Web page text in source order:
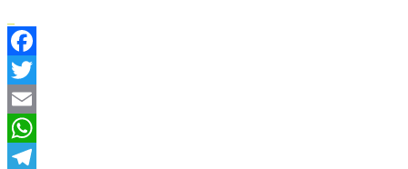
Facebook
Twitter
Email
WhatsApp